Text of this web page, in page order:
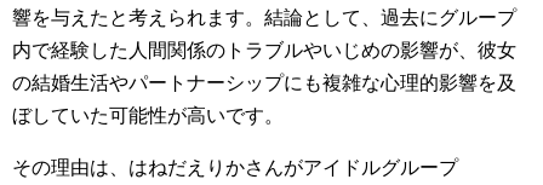
響を与えたと考えられます。結論として、過去にグループ
内で経験した人間関係のトラブルやいじめの影響が、彼女
の結婚生活やパートナーシップにも複雑な心理的影響を及
ぼしていた可能性が高いです。
その理由は、はねだえりかさんがアイドルグループ